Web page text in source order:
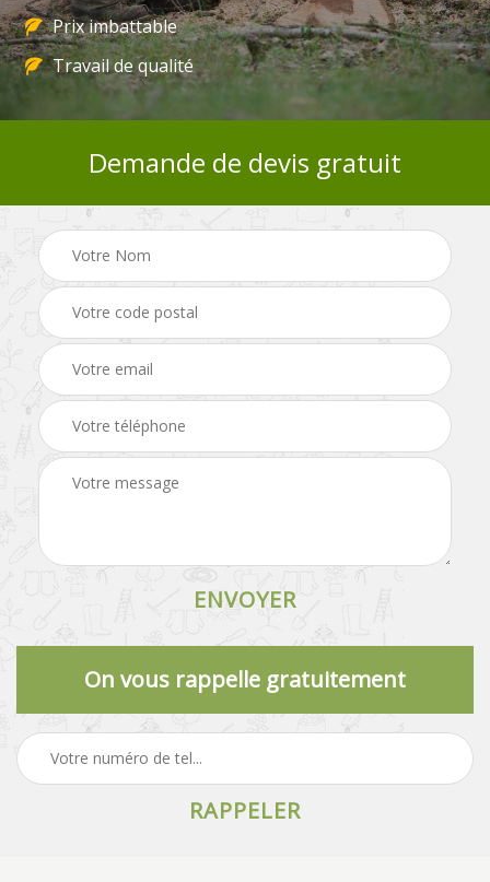
Prix imbattable
Travail de qualité
Demande de devis gratuit
On vous rappelle gratuitement